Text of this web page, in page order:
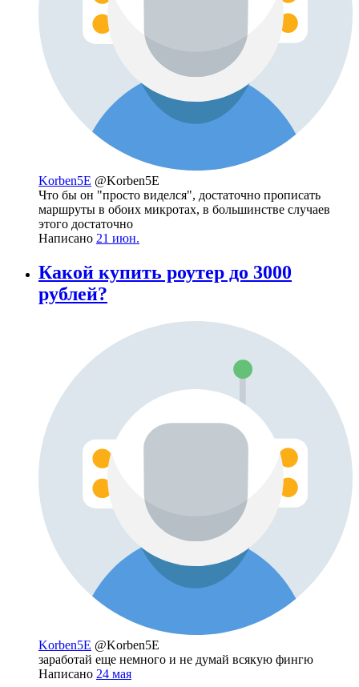
Korben5E @Korben5E
Что бы он "просто виделся", достаточно прописать
маршруты в обоих микротах, в большинстве случаев
этого достаточно
Написано 21 июн.
Какой купить роутер до 3000
рублей?
Korben5E @Korben5E
заработай еще немного и не думай всякую фингю
Написано 24 мая